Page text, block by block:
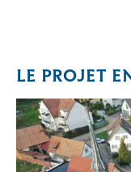
LE PROJET